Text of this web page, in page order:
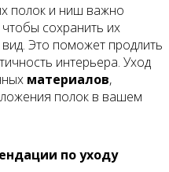
полок и ниш важно
сохранить их
Это поможет продлить
интерьера. Уход
материалов,
полок в вашем
по уходу